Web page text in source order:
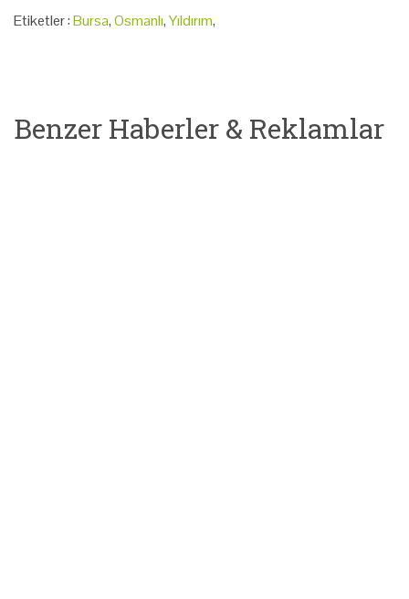
Etiketler :Bursa,Osmanlı,Yıldırım,
Benzer Haberler & Reklamlar